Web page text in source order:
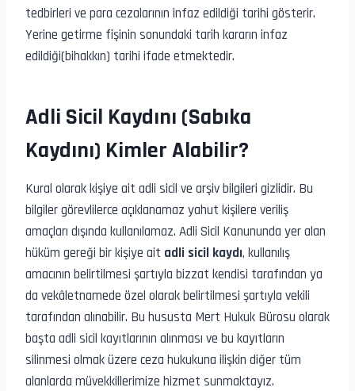
tedbirleri ve para cezalarının infaz edildiği tarihi gösterir.
Yerine getirme fişinin sonundaki tarih kararın infaz
edildiği(bihakkın) tarihi ifade etmektedir.
Adli Sicil Kaydını (Sabıka
Kaydını) Kimler Alabilir?
Kural olarak kişiye ait adli sicil ve arşiv bilgileri gizlidir. Bu
bilgiler görevlilerce açıklanamaz yahut kişilere veriliş
amaçları dışında kullanılamaz. Adli Sicil Kanununda yer alan
hüküm gereği bir kişiye ait adli sicil kaydı, kullanılış
amacının belirtilmesi şartıyla bizzat kendisi tarafından ya
da vekâletnamede özel olarak belirtilmesi şartıyla vekili
tarafından alınabilir. Bu hususta Mert Hukuk Bürosu olarak
başta adli sicil kayıtlarının alınması ve bu kayıtların
silinmesi olmak üzere ceza hukukuna ilişkin diğer tüm
alanlarda müvekkillerimize hizmet sunmaktayız.